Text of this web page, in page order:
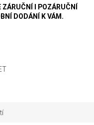
I POZÁRUČNÍ
DODÁNÍ K VÁM.